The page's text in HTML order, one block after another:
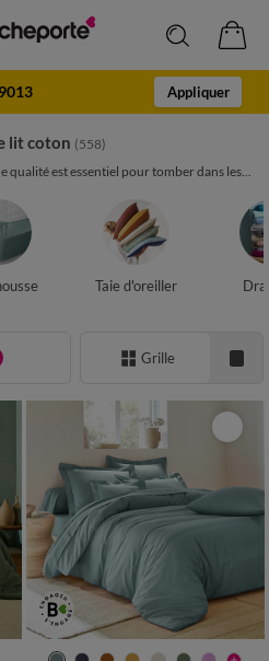
Appliquer
lit coton (558)
qualité est essentiel pour tomber dans les...
Taie d'oreiller
Grille